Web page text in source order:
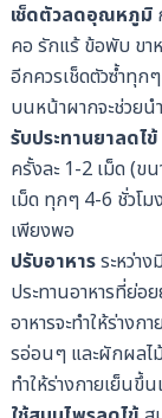
เช็ดตัวลดอุณหภูมิ
คอ รักแร้ ข้อพับ ขา
อีกควรเช็ดตัวซ้ำทุก
บนหน้าผากจะช่วยน
รับประทานยาลดไข้
ครั้งละ 1-2 เม็ด (ข
เม็ด ทุกๆ 4-6 ชั่วโ
เพียงพอ
ปรับอาหารระหว่าง
ประทานอาหารที่ย่อ
อาหารจะทำให้ร่าง
รอ่อนๆ และผักผลไ
ทำให้ร่างกายเย็นขึ้